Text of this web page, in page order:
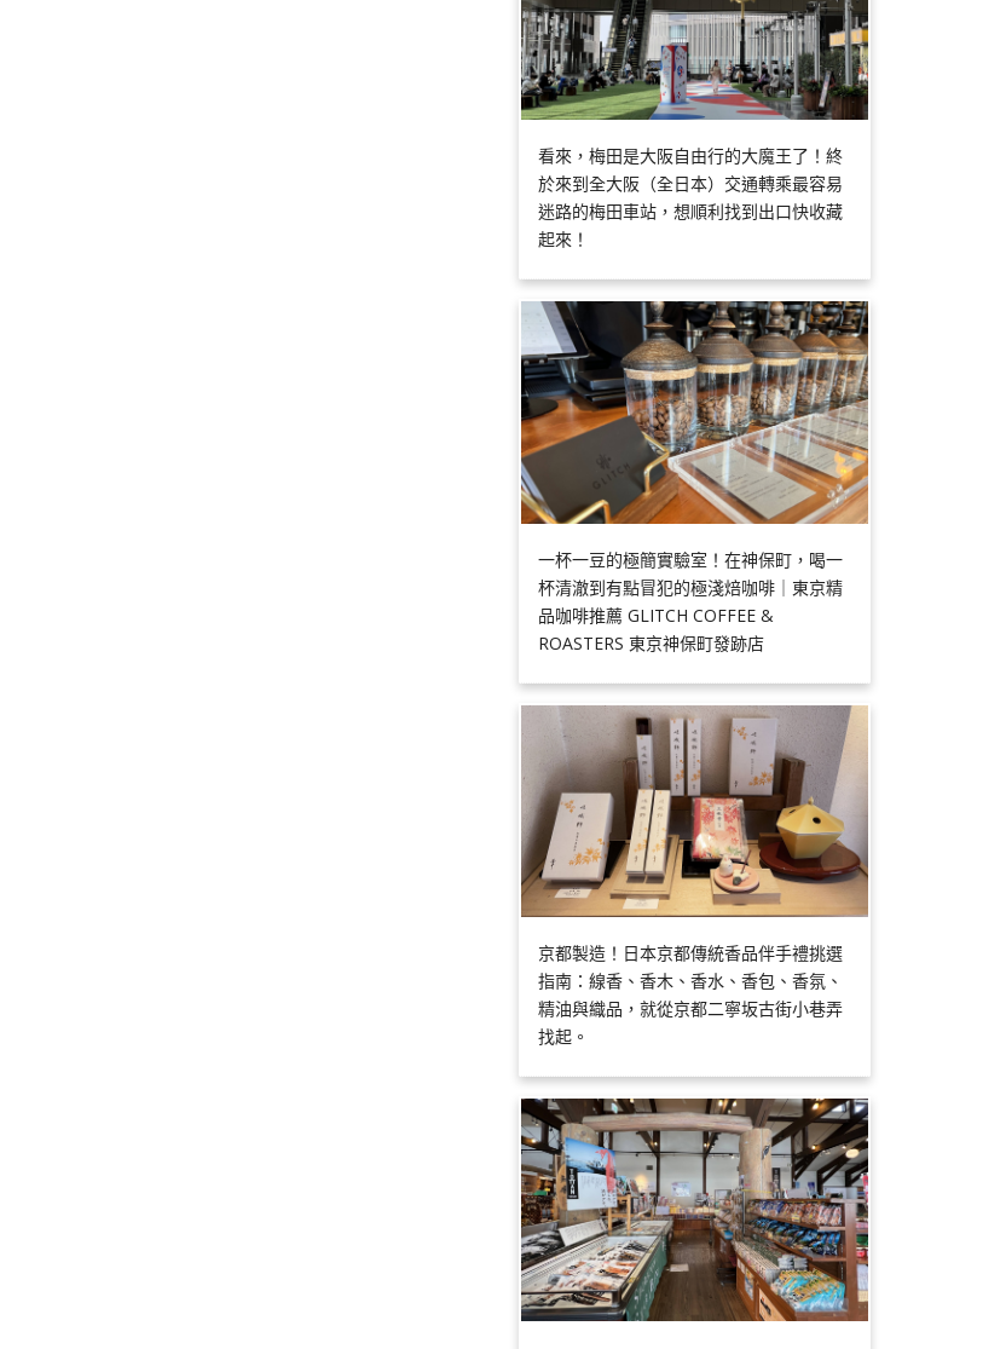
看來，梅田是大阪自由行的大魔王了！終
於來到全大阪（全日本）交通轉乘最容易
迷路的梅田車站，想順利找到出口快收藏
起來！
一杯一豆的極簡實驗室！在神保町，喝一
杯清澈到有點冒犯的極淺焙咖啡｜東京精
品咖啡推薦 GLITCH COFFEE &
ROASTERS 東京神保町發跡店
京都製造！日本京都傳統香品伴手禮挑選
指南：線香、香木、香水、香包、香氛、
精油與織品，就從京都二寧坂古街小巷弄
找起。